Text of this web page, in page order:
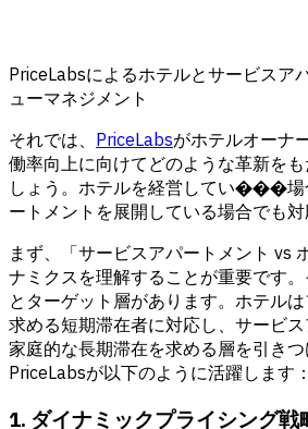
PriceLabsによるホテルとサービスア
ューマネジメント
それでは、 PriceLabsがホテルオーナ
働率向上に向けてどのような革新を
しょう。ホテルを経営してい���場
ートメントを展開している場合でも対
まず、「サービスアパートメント vs
ナミクスを理解することが重要です
とターゲット層があります。ホテル
求める短期滞在者に対応し、サービ
家庭的な長期滞在を求める層を引き
PriceLabsが以下のように活躍します：
1. ダイナミックプライシング戦